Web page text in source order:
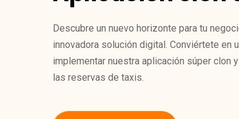
Descubre un nuevo horizonte para tu
innovadora solución digital. Conviértete en
implementar nuestra aplicación súper clon
las reservas de taxis.